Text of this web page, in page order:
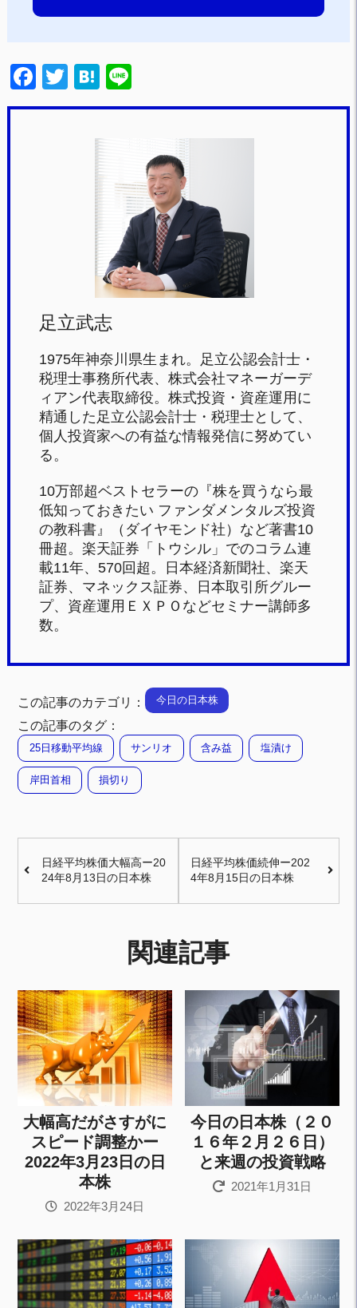
F
a
T
wi
H
at
n
a
n
足立武志
1975年神奈川県生まれ。足立公認会計士・
税理士事務所代表、株式会社マネーガーデ
ィアン代表取締役。株式投資・資産運用に
精通した足立公認会計士・税理士として、
個人投資家への有益な情報発信に努めてい
る。
10万部超ベストセラーの『株を買うなら最
低知っておきたい ファンダメンタルズ投資
の教科書』（ダイヤモンド社）など著書10
冊超。楽天証券「トウシル」でのコラム連
載11年、570回超。日本経済新聞社、楽天
証券、マネックス証券、日本取引所グルー
プ、資産運用ＥＸＰＯなどセミナー講師多
数。
この記事のカテゴリ： 今日の日本株
この記事のタグ：
25日移動平均線 サンリオ 含み益 塩漬け
岸田首相 損切り
日経平均株価大幅高ー20
24年8月13日の日本株
日経平均株価続伸ー202
4年8月15日の日本株
関連記事
大幅高だがさすがに
スピード調整かー
2022年3月23日の日
本株
2022年3月24日
今日の日本株（２０
１６年２月２６日）
と来週の投資戦略
2021年1月31日